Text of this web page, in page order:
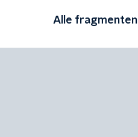
Alle fragmenten